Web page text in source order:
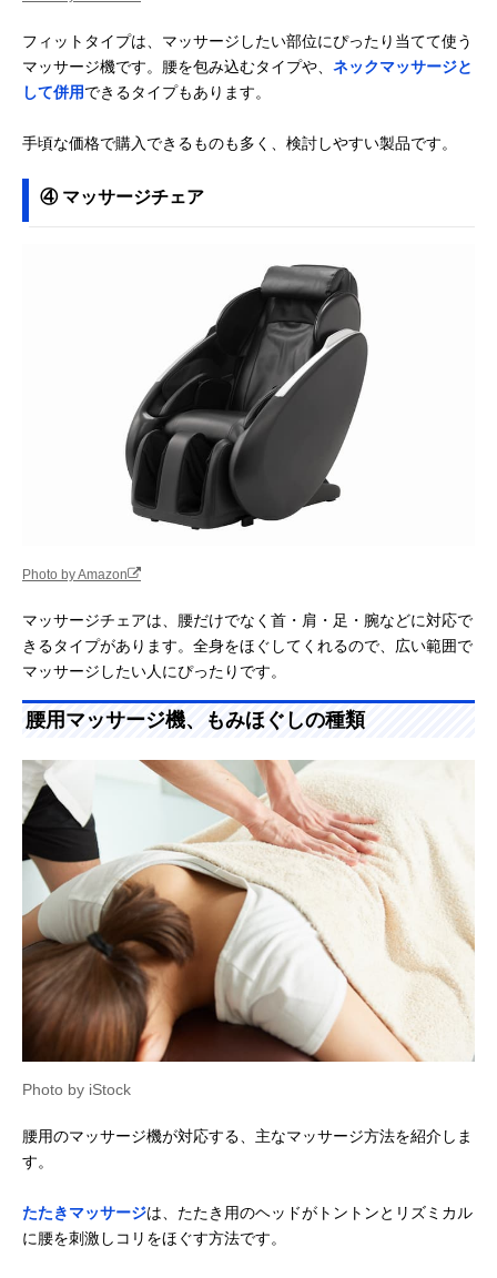
フィットタイプは、マッサージしたい部位にぴったり当てて使う
マッサージ機です。腰を包み込むタイプや、 ネックマッサージと
して併用できるタイプもあります。
手頃な価格で購入できるものも多く、検討しやすい製品です。
④ マッサージチェア
Photo by Amazon
マッサージチェアは、腰だけでなく首・肩・足・腕などに対応で
きるタイプがあります。全身をほぐしてくれるので、広い範囲で
マッサージしたい人にぴったりです。
腰用マッサージ機、もみほぐしの種類
Photo by iStock
腰用のマッサージ機が対応する、主なマッサージ方法を紹介しま
す。
たたきマッサージは、たたき用のヘッドがトントンとリズミカル
に腰を刺激しコリをほぐす方法です。